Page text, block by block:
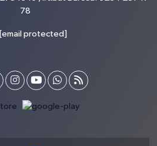
78
[email protected]